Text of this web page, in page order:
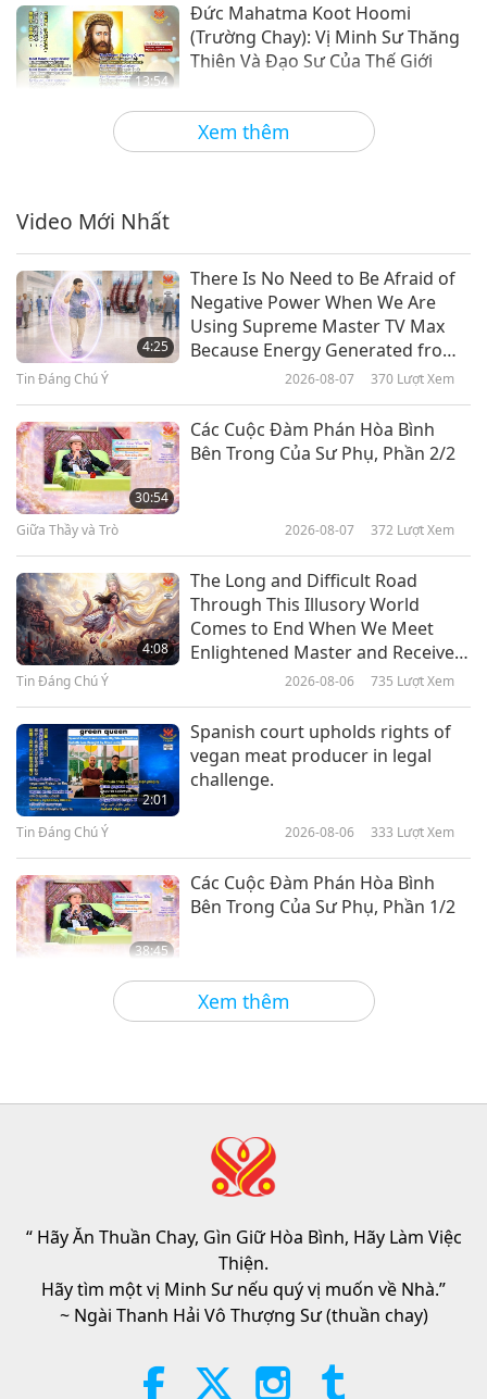
Xem thêm
13:54
Đức Mahatma Koot Hoomi
(Trường Chay): Vị Minh Sư Thăng
Thiên Và Đạo Sư Của Thế Giới
Câu Chuyện Thánh Nhân 2021-01-24 11413
14:17
Param Guru Shri Mahendra Baba
Ji (Trường Chay): Tiên Tri Về Sự
Trở Lại Của Haidakhan Babaji,
Ngài Ben Ammi Ben-Israel (Thuần
Minh Sư Rumi Tôn Kính (Trường
Chay): Người Tình Thơ Của
Thượng Đế
Sri Aurobindo (Trường Chay):
Yoga Hợp Nhất Để Đạt Tỉnh Giác
Xem thêm
Video Mới Nhất
4:25
There Is No Need to Be Afraid of
Negative Power When We Are
Using Supreme Master TV Max
Because Energy Generated from
It Is Far More Powerful than Any
Tin Đáng Chú Ý 2026-08-07 370 Lượt Xem
30:54
Các Cuộc Đàm Phán Hòa Bình
Bên Trong Của Sư Phụ, Phần 2/2
Giữa Thầy và Trò 2026-08-07 372 Lượt Xem
4:08
The Long and Difficult Road
Through This Illusory World
Comes to End When We Meet
Enlightened Master and Receive
Tin Đáng Chú Ý 2026-08-06 735 Lượt Xem
2:01
Spanish court upholds rights of
vegan meat producer in legal
challenge.
Tin Đáng Chú Ý 2026-08-06 333 Lượt Xem
38:45
Các Cuộc Đàm Phán Hòa Bình
Bên Trong Của Sư Phụ, Phần 1/2
2026-08-06
25:38
“Fast Charge” Is Wonderful Way
Whenever Material World Begins
to Feel Too Imposing
Tin Đáng Chú Ý 2026-08-05 1269Lượt Xem
“ Hãy Ăn Thuần Chay, Gìn Giữ Hòa Bình, Hãy Làm Việc
Thiện.
Hãy tìm một vị Minh Sư nếu quý vị muốn về Nhà.”
~ Ngài Thanh Hải Vô Thượng Sư (thuần chay)